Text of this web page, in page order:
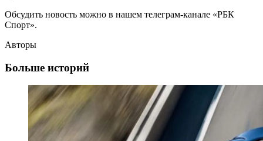
Обсудить новость можно в нашем телеграм-канале «РБК
Спорт».
Авторы
Больше историй